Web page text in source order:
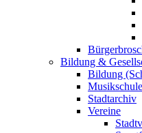
Bildung &
Bildung
Musikschule
Stadtarchiv
Vereine